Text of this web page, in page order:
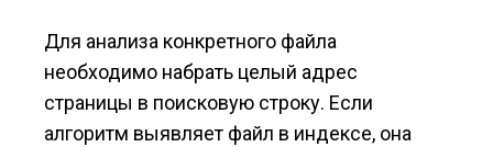
Для анализа конкретного файла
необходимо набрать целый адрес
страницы в поисковую строку. Если
алгоритм выявляет файл в индексе, она